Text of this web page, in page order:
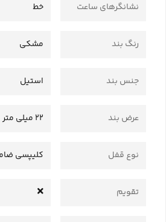
نشانگرهای ساعت خط
رنگ بند مشکی
جنس بند استیل
عرض بند 22 میلی متر
نوع قفل کلیپسی
تقویم